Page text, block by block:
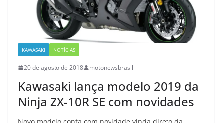
KAWASAKI NOTÍCIAS
20 de agosto de 2018 motonewsbrasil
Kawasaki lança modelo 2019 da
Ninja ZX-10R SE com novidades